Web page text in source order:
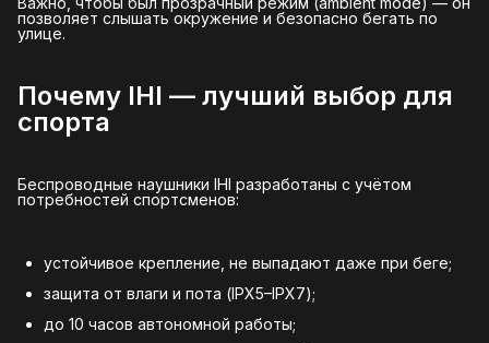
позволяет слышать окружение и безопасно бегать по
улице.
Почему IHI — лучший выбор для
спорта
Беспроводные наушники IHI разработаны с учётом
потребностей спортсменов:
устойчивое крепление, не выпадают даже при беге;
защита от влаги и пота (IPX5–IPX7);
до 10 часов автономной работы;